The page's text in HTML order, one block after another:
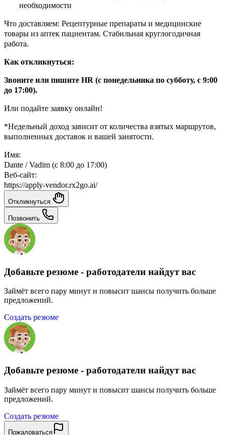
необходимости
Что доставляем: Рецептурные препараты и медицинские
товары из аптек пациентам. Стабильная круглогодичная
работа.
Как откликнуться:
Звоните или пишите HR (с понедельника по субботу, с 9:00
до 17:00).
Или подайте заявку онлайн!
*Недельный доход зависит от количества взятых маршрутов,
выполненных доставок и вашей занятости.
Имя:
Dante / Vadim (с 8:00 до 17:00)
Веб-сайт:
https://apply-vendor.rx2go.ai/
Откликнуться
Позвонить
Добавьте резюме - работодатели найдут вас
Займёт всего пару минут и повысит шансы получить больше
предложений.
Создать резюме
Добавьте резюме - работодатели найдут вас
Займёт всего пару минут и повысит шансы получить больше
предложений.
Создать резюме
Пожаловаться